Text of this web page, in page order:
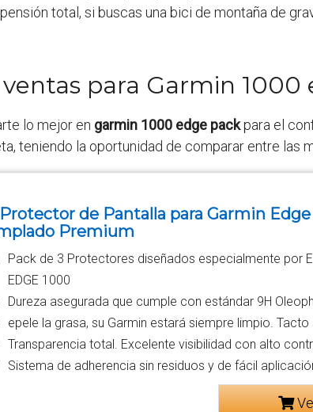
total, si buscas una bici de montaña de
para Garmin 1000
lo mejor en garmin 1000 edge packpara el
teniendo la oportunidad de comparar entre las
de Pantalla para Garmin
Premium
Pack de 3 Protectores diseñados especialmente por
EDGE 1000
Dureza asegurada que cumple con estándar 9H
epele la grasa, su Garmin estará siempre limpio. Tacto
Transparencia total. Excelente visibilidad con alto
Sistema de adherencia sin residuos y de fácil